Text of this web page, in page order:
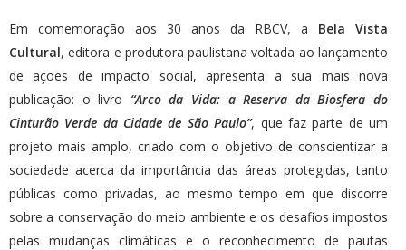
Em comemoração aos 30 anos da RBCV, a Bela Vista
Cultural, editora e produtora paulistana voltada ao lançamento
de ações de impacto social, apresenta a sua mais nova
publicação: o livro “Arco da Vida: a Reserva da Biosfera do
Cinturão Verde da Cidade de São Paulo”, que faz parte de um
projeto mais amplo, criado com o objetivo de conscientizar a
sociedade acerca da importância das áreas protegidas, tanto
públicas como privadas, ao mesmo tempo em que discorre
sobre a conservação do meio ambiente e os desafios impostos
pelas mudanças climáticas e o reconhecimento de pautas